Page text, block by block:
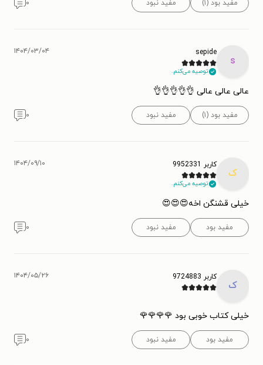
مفید بود (۱) مفید نبود ۰
s
sepide
توصیه می‌کنم.
۱۴۰۴/۰۳/۰۴
عالی عالی عالی 👌👌👌👌👌
مفید بود (۱) مفید نبود ۰
ک
کاربر 9952331
توصیه می‌کنم.
۱۴۰۴/۰۹/۱۰
خیلی قشنگن اخه😍😍😍
مفید بود مفید نبود ۰
ک
کاربر 9724883 ۱۴۰۴/۰۵/۲۶
خیلی کتاب خوبی بود 🌹🌹🌹🌹
مفید بود مفید نبود ۰